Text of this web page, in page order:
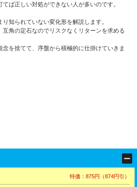
ば正しい対処ができない人が多いのです。
知られていない変化形を解説します。
角の定石なのでリスクなくリターンを求める
念を捨てて、序盤から積極的に仕掛けていきま
特価：875円（874円引）